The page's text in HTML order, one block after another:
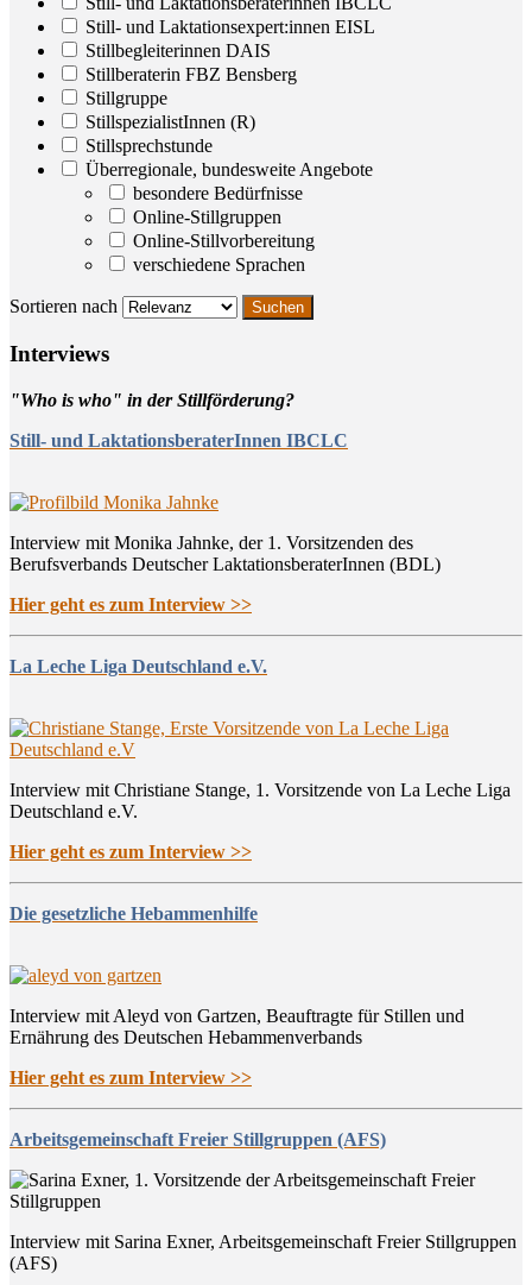
Still- und Laktationsexpert:innen EISL
Stillbegleiterinnen DAIS
Stillberaterin FBZ Bensberg
Stillgruppe
StillspezialistInnen (R)
Stillsprechstunde
Überregionale, bundesweite Angebote
besondere Bedürfnisse
Online-Stillgruppen
Online-Stillvorbereitung
verschiedene Sprachen
Sortieren nach
Inter­views
"Who is who" in der Stillförderung?
Still- und LaktationsberaterInnen IBCLC
Interview mit Monika Jahnke, der 1. Vorsitzenden des
Berufsverbands Deutscher LaktationsberaterInnen (BDL)
Hier geht es zum Interview >>
La Leche Liga Deutschland e.V.
Interview mit Christiane Stange, 1. Vorsitzende von La Leche Liga
Deutschland e.V.
Hier geht es zum Interview >>
Die gesetzliche Hebammenhilfe
Interview mit Aleyd von Gartzen, Beauftragte für Stillen und
Ernährung des Deutschen Hebammenverbands
Hier geht es zum Interview >>
Arbeitsgemeinschaft Freier Stillgruppen (AFS)
Interview mit Sarina Exner, Arbeitsgemeinschaft Freier Stillgruppen
(AFS)